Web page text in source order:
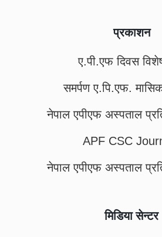
प्रकाशन
ए.पी.एफ दिवस
समर्पण ए.पि.एफ.
नेपाल एपीएफ अस्पताल
APF CSC
नेपाल एपीएफ अस्पताल
मिडिया सेन्टर